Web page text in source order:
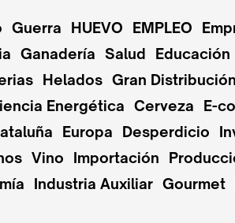
Guerra HUEVO EMPLEO
Ganadería Salud Educación
Helados Gran Distribución
Energética Cerveza E-
Europa Desperdicio
Vino Importación
Industria Auxiliar Gourmet